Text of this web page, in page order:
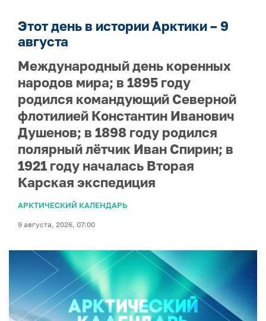
Этот день в истории Арктики – 9
августа
Международный день коренных
народов мира; в 1895 году
родился командующий Северной
флотилией Константин Иванович
Душенов; в 1898 году родился
полярный лётчик Иван Спирин; в
1921 году началась Вторая
Карская экспедиция
АРКТИЧЕСКИЙ КАЛЕНДАРЬ
9 августа, 2026, 07:00